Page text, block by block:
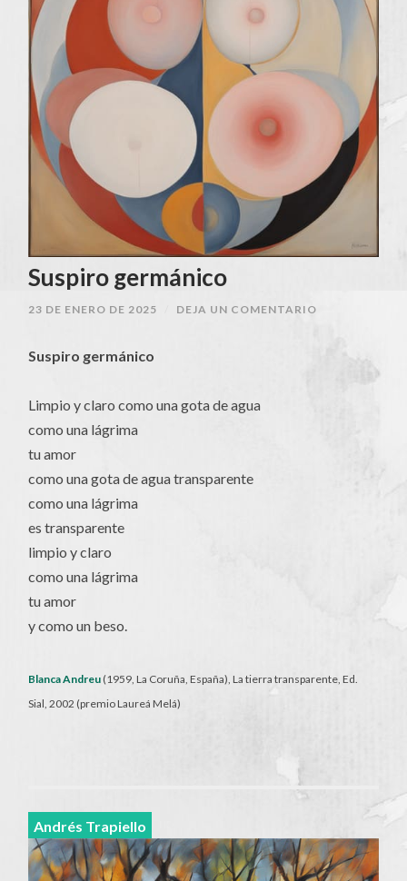
Suspiro germánico
23 DE ENERO DE 2025 DEJA UN COMENTARIO
Suspiro germánico
Limpio y claro como una gota de agua
como una lágrima
tu amor
como una gota de agua transparente
como una lágrima
es transparente
limpio y claro
como una lágrima
tu amor
y como un beso.
Blanca Andreu (1959, La Coruña, España), La tierra transparente, Ed.
Sial, 2002 (premio Laureá Melá)
Andrés Trapiello